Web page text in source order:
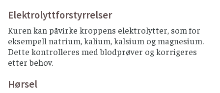
Elektrolyttforstyrrelser
Kuren kan påvirke kroppens elektrolytter, som for
eksempell natrium, kalium, kalsium og magnesium.
Dette kontrolleres med blodprøver og korrigeres
etter behov.
Hørsel